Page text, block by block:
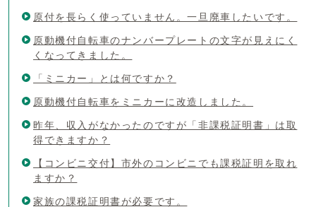
原付を長らく使っていません。一旦廃車したいです。
原動機付自転車のナンバープレートの文字が見えにく
くなってきました。
「ミニカー」とは何ですか？
原動機付自転車をミニカーに改造しました。
昨年、収入がなかったのですが「非課税証明書」は取
得できますか？
【コンビニ交付】市外のコンビニでも課税証明を取れ
ますか？
家族の課税証明書が必要です。